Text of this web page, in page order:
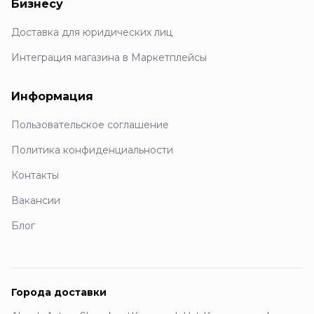
Бизнесу
Доставка для юридических лиц
Интеграция магазина в Маркетплейсы
Информация
Пользовательское соглашение
Политика конфиденциальности
Контакты
Вакансии
Блог
Города доставки